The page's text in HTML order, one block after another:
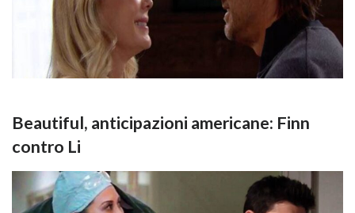
Beautiful, anticipazioni americane: Finn
contro Li